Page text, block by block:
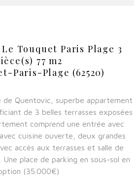
Touquet Paris Plage 3
77 m2
Paris-Plage (62520)
de Quentovic, superbe appartement
de 3 belles terrasses exposées
comprend une entrée avec
cuisine ouverte, deux grandes
accès aux terrasses et salle de
Une place de parking en sous-sol en
(35.000€)